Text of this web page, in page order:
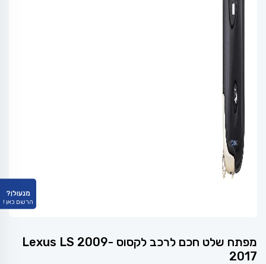
מפתח שלט חכם לרכב לקסוס Lexus LS 2009-
2017
מנעולן?
הרשם כאן !